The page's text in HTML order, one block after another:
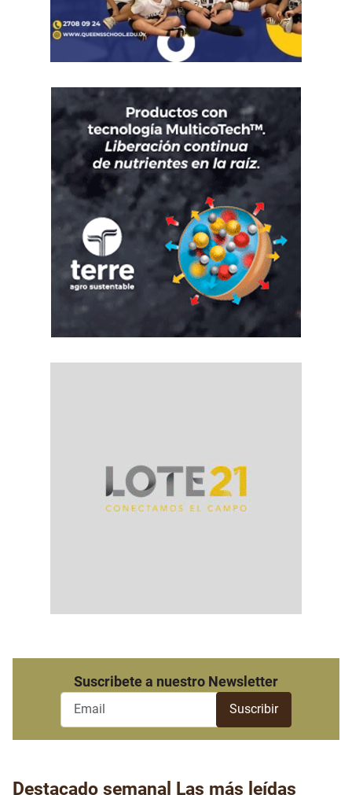
Suscribete a nuestro Newsletter
Destacado semanal Las más leídas